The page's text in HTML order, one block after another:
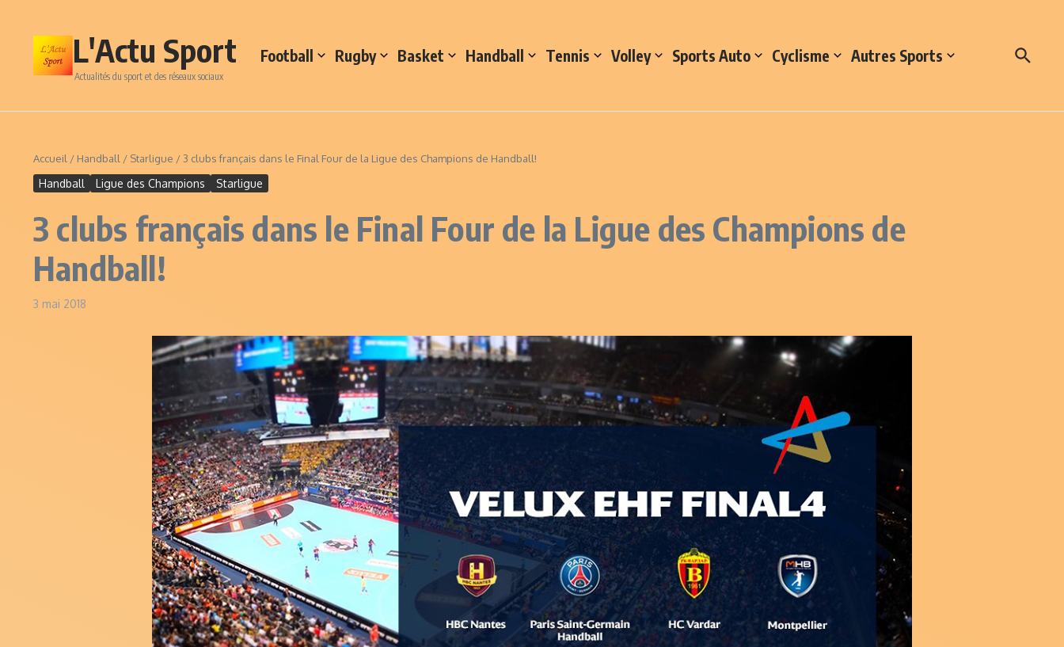
L'Actu Sport
Actualités du sport et des réseaux sociaux
Football Rugby Basket Handball Tennis Volley Sports Auto Cyclisme Autres Sports
Accueil / Handball / Starligue / 3 clubs français dans le Final Four de la Ligue des Champions de Handball!
Handball Ligue des Champions Starligue
3 clubs français dans le Final Four de la Ligue des Champions de
Handball!
3 mai 2018